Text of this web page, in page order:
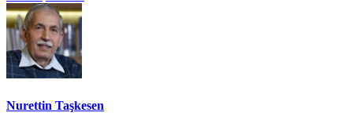
Nurettin Taşkesen